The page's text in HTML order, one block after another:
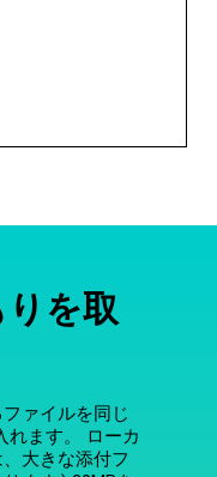
を取
ァイルを同じ
れます。 ローカ
大きな添付フ